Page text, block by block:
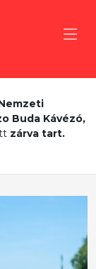
Buda Kávézó,
zárva tart.